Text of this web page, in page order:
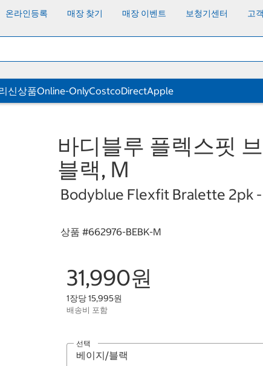
온라인등록 매장 찾기 매장 이벤트 보청기센터 고
신상품Online-OnlyCostcoDirectApple
바디블루 플렉스핏
블랙, M
Bodyblue Flexfit Bralette 2pk
상품 #662976-BEBK-M
31,990원
1장당 15,995원
배송비 포함
선택